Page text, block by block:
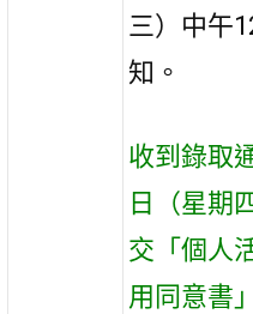
三）中午
知。
收到錄取
日（星期
交「個人
用同意書